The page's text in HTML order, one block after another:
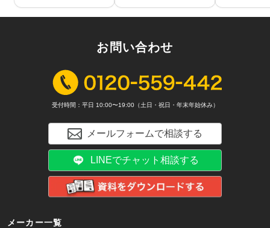
メーカー一覧
お問い合わせ
受付時間：平日 10:00〜19:00（土日・祝日・年末年始休み）
メールフォームで相談する
LINEでチャット相談する